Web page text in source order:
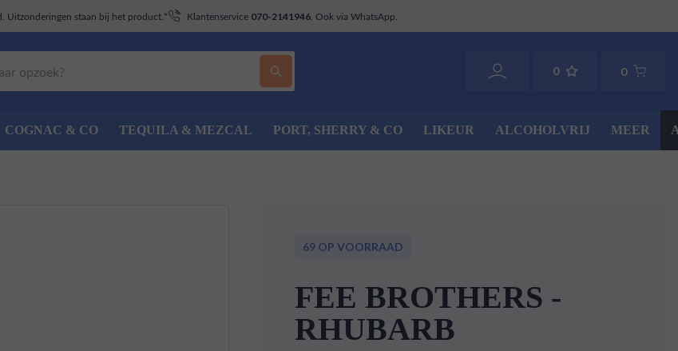
Uitzonderingen staan bij het product.* Klantenservice 070-2141946 . Ook via WhatsApp.
0 0
COGNAC & CO TEQUILA & MEZCAL PORT, SHERRY & CO LIKEUR ALCOHOLVRIJ MEER
69 OP VOORRAAD
FEE BROTHERS -
RHUBARB